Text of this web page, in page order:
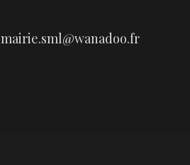
mairie.sml@wanadoo.fr